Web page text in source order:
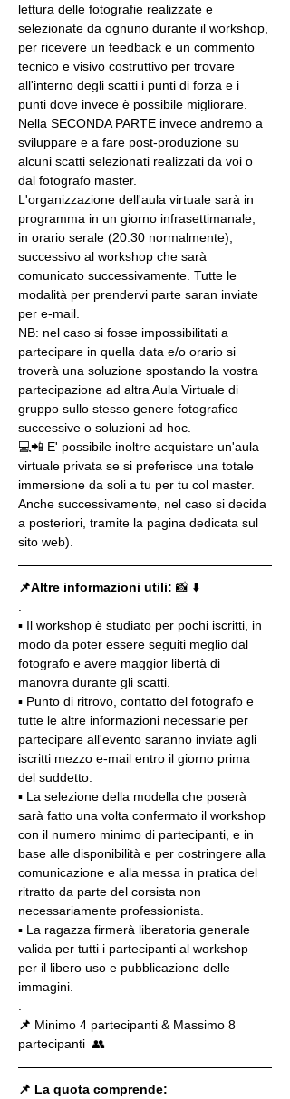
lettura delle fotografie realizzate e
selezionate da ognuno durante il workshop,
per ricevere un feedback e un commento
tecnico e visivo costruttivo per trovare
all'interno degli scatti i punti di forza e i
punti dove invece è possibile migliorare.
Nella SECONDA PARTE invece andremo a
sviluppare e a fare post-produzione su
alcuni scatti selezionati realizzati da voi o
dal fotografo master.
L'organizzazione dell'aula virtuale sarà in
programma in un giorno infrasettimanale,
in orario serale (20.30 normalmente),
successivo al workshop che sarà
comunicato successivamente. Tutte le
modalità per prendervi parte saran inviate
per e-mail.
NB: nel caso si fosse impossibilitati a
partecipare in quella data e/o orario si
troverà una soluzione spostando la vostra
partecipazione ad altra Aula Virtuale di
gruppo sullo stesso genere fotografico
successive o soluzioni ad hoc.
💻📲 E' possibile inoltre acquistare un'aula
virtuale privata se si preferisce una totale
immersione da soli a tu per tu col master.
Anche successivamente, nel caso si decida
a posteriori, tramite la pagina dedicata sul
sito web).
📌Altre informazioni utili: 📸 ⬇️
▪️ Il workshop è studiato per pochi iscritti, in
modo da poter essere seguiti meglio dal
fotografo e avere maggior libertà di
manovra durante gli scatti.
▪️ Punto di ritrovo, contatto del fotografo e
tutte le altre informazioni necessarie per
partecipare all'evento saranno inviate agli
iscritti mezzo e-mail entro il giorno prima
del suddetto.
▪️ La selezione della modella che poserà
sarà fatto una volta confermato il workshop
con il numero minimo di partecipanti, e in
base alle disponibilità e per costringere alla
comunicazione e alla messa in pratica del
ritratto da parte del corsista non
necessariamente professionista.
▪️ La ragazza firmerà liberatoria generale
valida per tutti i partecipanti al workshop
per il libero uso e pubblicazione delle
immagini.
📌 Minimo 4 partecipanti & Massimo 8
partecipanti  👥
📌 La quota comprende: